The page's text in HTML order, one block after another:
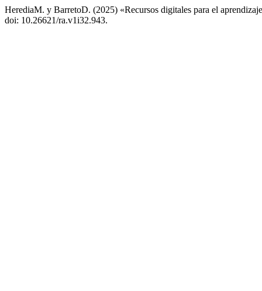
HerediaM. y BarretoD. (2025) «Recursos digitales para el
doi: 10.26621/ra.v1i32.943.